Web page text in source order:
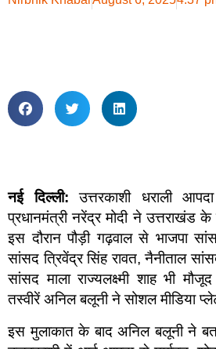
नई दिल्ली: उत्तरकाशी धराली
प्रधानमंत्री नरेंद्र मोदी ने उत्तराखंड
इस दौरान पौड़ी गढ़वाल से भाजपा
सांसद त्रिवेंद्र सिंह रावत, नैनीताल
सांसद माला राज्यलक्ष्मी शाह भी
तस्वीरें अनिल बलूनी ने सोशल मीडिया
इस मुलाकात के बाद अनिल बलूनी ने